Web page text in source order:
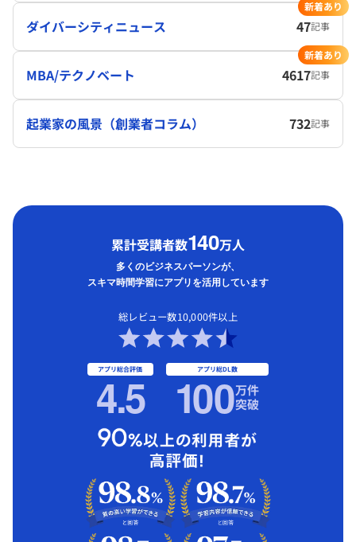
ダイバーシティニュース 47記事
新着あり
MBA/テクノベート 4617記事
新着あり
起業家の風景（創業者コラム） 732記事
累計受講者数140万人
多くのビジネスパーソンが、
スキマ時間学習にアプリを活用しています
総レビュー数10,000件以上
アプリ総合評価
4.5 アプリ総DL数
100万件
突破